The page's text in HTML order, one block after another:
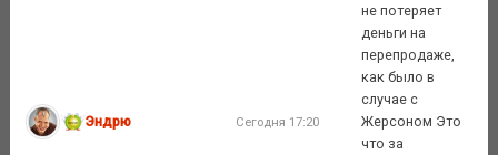
Эндрю Сегодня 17:20
не потеряет
деньги на
перепродаже,
как было в
случае с
Жерсоном Это
что за